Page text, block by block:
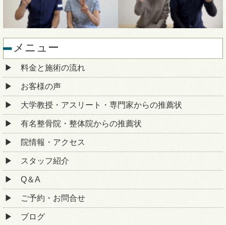
メニュー
料金と施術の流れ
お客様の声
大学教授・アスリート・専門家からの推薦状
有名整骨院・整体院からの推薦状
院情報・アクセス
スタッフ紹介
Q＆A
ご予約・お問合せ
ブログ